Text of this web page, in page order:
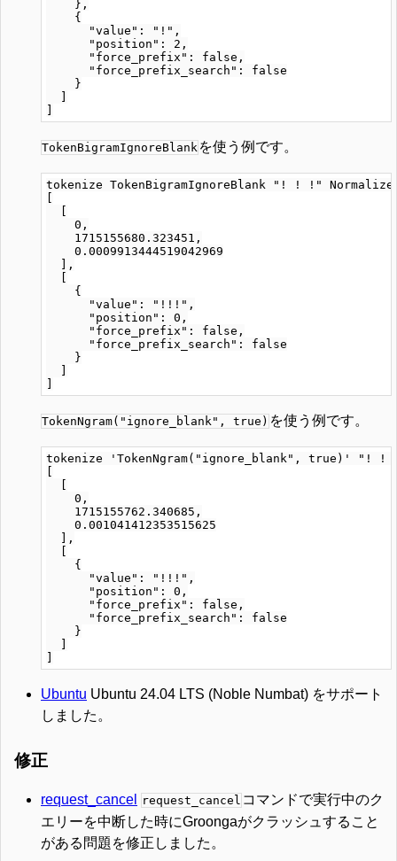
    },
    {
      "value": "!",
      "position": 2,
      "force_prefix": false,
      "force_prefix_search": false
    }
TokenBigramIgnoreBlank を使う例です。
tokenize TokenBigramIgnoreBlank "! ! !"
    0,
    1715155680.323451,
    0.0009913444519042969
  ],
    {
      "value": "!!!",
      "position": 0,
      "force_prefix": false,
      "force_prefix_search": false
    }
TokenNgram("ignore_blank", true) を使う例です。
tokenize 'TokenNgram("ignore_blank", true)' "! !
    0,
    1715155762.340685,
    0.001041412353515625
  ],
    {
      "value": "!!!",
      "position": 0,
      "force_prefix": false,
      "force_prefix_search": false
    }
Ubuntu Ubuntu 24.04 LTS (Noble Numbat) をサポート
しました。
修正
request_cancel request_cancel コマンドで実行中のク
エリーを中断した時にGroongaがクラッシュすること
がある問題を修正しました。